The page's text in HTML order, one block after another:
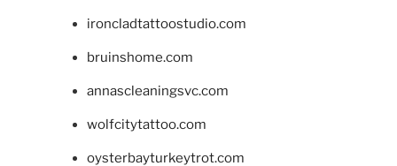
ironcladtattoostudio.com
bruinshome.com
annascleaningsvc.com
wolfcitytattoo.com
oysterbayturkeytrot.com